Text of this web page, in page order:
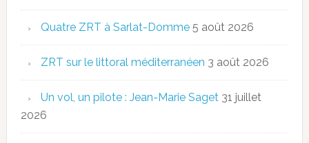
Quatre ZRT à Sarlat-Domme 5 août 2026
ZRT sur le littoral méditerranéen 3 août 2026
Un vol, un pilote : Jean-Marie Saget 31 juillet
2026